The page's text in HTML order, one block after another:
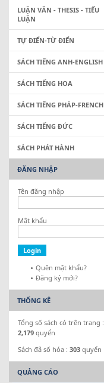
LUẬN VĂN - THESIS - TIỂU
LUẬN
TỰ ĐIỂN-TỪ ĐIỂN
SÁCH TIẾNG ANH-ENGLISH
SÁCH TIẾNG HOA
SÁCH TIẾNG PHÁP-FRENCH
SÁCH TIẾNG ĐỨC
SÁCH PHÁT HÀNH
ĐĂNG NHẬP
Tên đăng nhập
Mật khẩu
Quên mật khẩu?
Đăng ký mới?
THỐNG KÊ
Tổng số sách có trên trang :
2,179 quyển
Sách đã số hóa : 303 quyển
QUẢNG CÁO